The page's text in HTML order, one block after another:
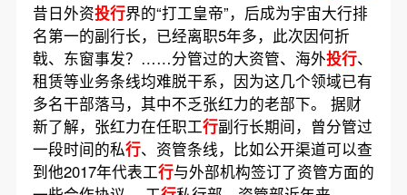
昔日外资投行界的“打工皇帝”，后成为宇宙大行排
名第一的副行长，已经离职5年多，此次因何折
戟、东窗事发？……分管过的大资管、海外投行、
租赁等业务条线均难脱干系，因为这几个领域已有
多名干部落马，其中不乏张红力的老部下。 据财
新了解，张红力在任职工行副行长期间，曾分管过
一段时间的私行、资管条线，比如公开渠道可以查
到他2017年代表工行与外部机构签订了资管方面的